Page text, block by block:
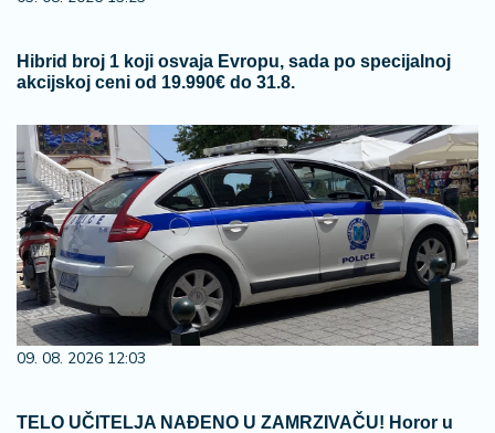
Hibrid broj 1 koji osvaja Evropu, sada po specijalnoj
akcijskoj ceni od 19.990€ do 31.8.
09. 08. 2026 12:03
TELO UČITELJA NAĐENO U ZAMRZIVAČU! Horor u